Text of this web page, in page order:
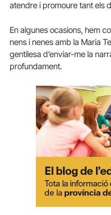
atendre i promoure tant els
En algunes ocasions, hem
nens i nenes amb la Maria
gentilesa d’enviar-me la
profundament.